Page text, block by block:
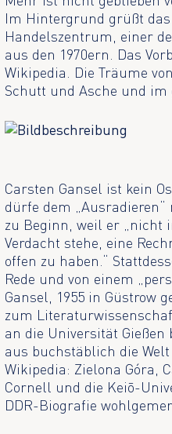
Im Hintergrund grüßt
Handelszentrum, einer
aus den 1970ern. Das
Wikipedia. Die Träume
Schutt und Asche und im
Carsten Gansel ist kein
dürfe dem
zu Beginn, weil er „nicht
Verdacht stehe, eine
offen zu haben.“
Rede und von einem
Gansel, 1955 in Güstrow
zum
an die Universität
aus buchstäblich die
Wikipedia: Zielona Góra,
Cornell und die Keiō-
DDR-Biografie